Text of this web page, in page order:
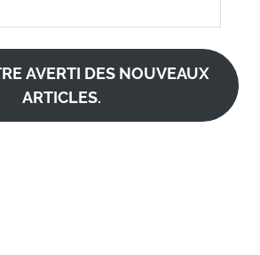
AVERTI DES NOUVEAUX
ARTICLES.